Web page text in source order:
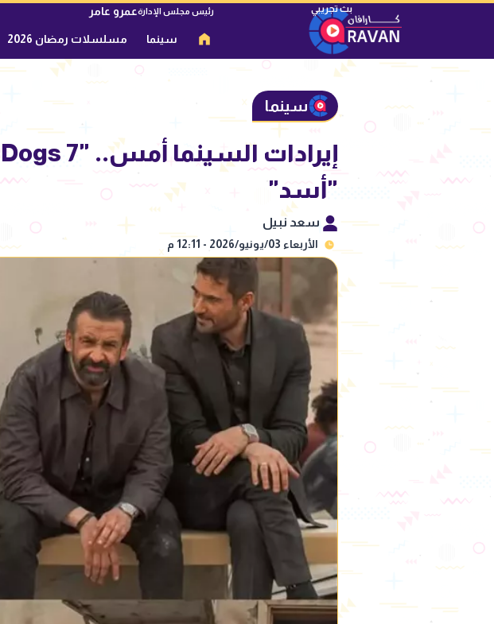
رئيس مجلس الإدارةعمرو عامر
سينما مسلسلات رمضان 2026
سينما
"أسد"
سعد نبيل
الأربعاء 03/يونيو/2026 - 12:11 م